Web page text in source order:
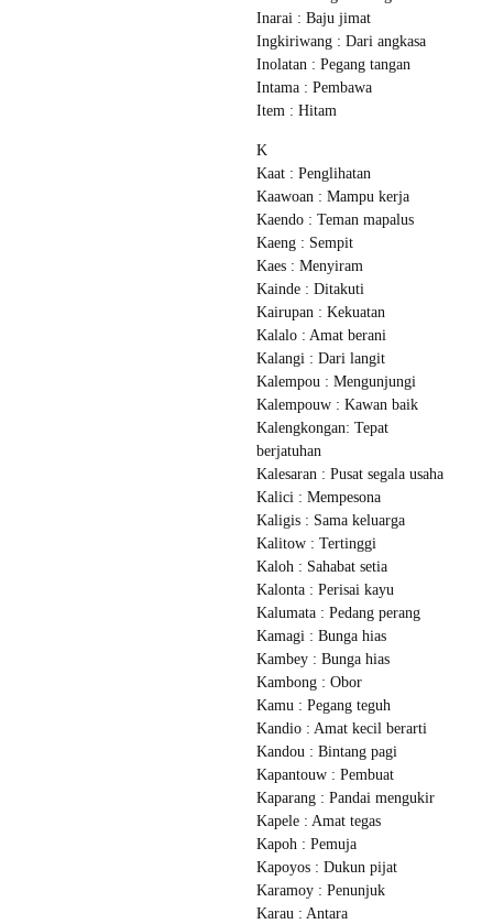
Inarai : Baju jimat
Ingkiriwang : Dari angkasa
Inolatan : Pegang tangan
Intama : Pembawa
Item : Hitam
K
Kaat : Penglihatan
Kaawoan : Mampu kerja
Kaendo : Teman mapalus
Kaeng : Sempit
Kaes : Menyiram
Kainde : Ditakuti
Kairupan : Kekuatan
Kalalo : Amat berani
Kalangi : Dari langit
Kalempou : Mengunjungi
Kalempouw : Kawan baik
Kalengkongan: Tepat
berjatuhan
Kalesaran : Pusat segala usaha
Kalici : Mempesona
Kaligis : Sama keluarga
Kalitow : Tertinggi
Kaloh : Sahabat setia
Kalonta : Perisai kayu
Kalumata : Pedang perang
Kamagi : Bunga hias
Kambey : Bunga hias
Kambong : Obor
Kamu : Pegang teguh
Kandio : Amat kecil berarti
Kandou : Bintang pagi
Kapantouw : Pembuat
Kaparang : Pandai mengukir
Kapele : Amat tegas
Kapoh : Pemuja
Kapoyos : Dukun pijat
Karamoy : Penunjuk
Karau : Antara